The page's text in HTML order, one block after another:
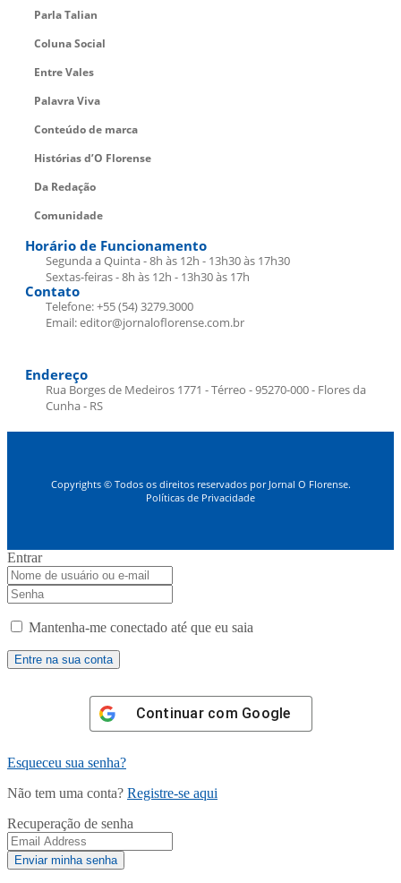
Parla Talian
Coluna Social
Entre Vales
Palavra Viva
Conteúdo de marca
Histórias d’O Florense
Da Redação
Comunidade
Horário de Funcionamento
Segunda a Quinta - 8h às 12h - 13h30 às 17h30
Sextas-feiras - 8h às 12h - 13h30 às 17h
Contato
Telefone: +55 (54) 3279.3000
Email: editor@jornaloflorense.com.br
Endereço
Rua Borges de Medeiros 1771 - Térreo - 95270-000 - Flores da
Cunha - RS
Copyrights © Todos os direitos reservados por Jornal O Florense.
Políticas de Privacidade
Entrar
Mantenha-me conectado até que eu saia
Continuar com Google
Esqueceu sua senha?
Não tem uma conta? Registre-se aqui
Recuperação de senha